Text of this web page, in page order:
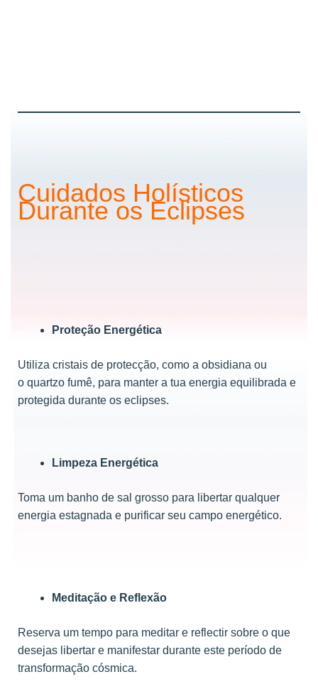
Cuidados Holísticos
Durante os Eclipses
Proteção Energética
Utiliza cristais de protecção, como a obsidiana ou
o quartzo fumê, para manter a tua energia equilibrada e
protegida durante os eclipses.
Limpeza Energética
Toma um banho de sal grosso para libertar qualquer
energia estagnada e purificar seu campo energético.
Meditação e Reflexão
Reserva um tempo para meditar e reflectir sobre o que
desejas libertar e manifestar durante este período de
transformação cósmica.